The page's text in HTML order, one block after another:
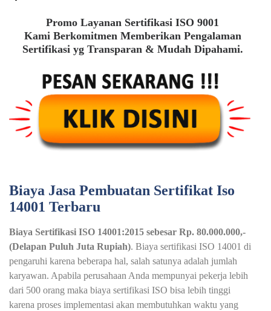
Promo Layanan Sertifikasi ISO 9001
Kami Berkomitmen Memberikan Pengalaman
Sertifikasi yg Transparan & Mudah Dipahami.
Biaya Jasa Pembuatan Sertifikat Iso
14001 Terbaru
Biaya Sertifikasi ISO 14001:2015 sebesar Rp. 80.000.000,-
(Delapan Puluh Juta Rupiah). Biaya sertifikasi ISO 14001 di
pengaruhi karena beberapa hal, salah satunya adalah jumlah
karyawan. Apabila perusahaan Anda mempunyai pekerja lebih
dari 500 orang maka biaya sertifikasi ISO bisa lebih tinggi
karena proses implementasi akan membutuhkan waktu yang